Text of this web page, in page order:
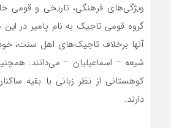
ویژگی‌های فرهنگی، تاریخی و قومی
گروه قومی تاجیک به نام پامیر در
آنها برخلاف تاجیک‌های اهل سنت،
شیعه – اسماعیلیان – می‌دانند.
کوهستانی از نظر زبانی با بقیه
دارند.